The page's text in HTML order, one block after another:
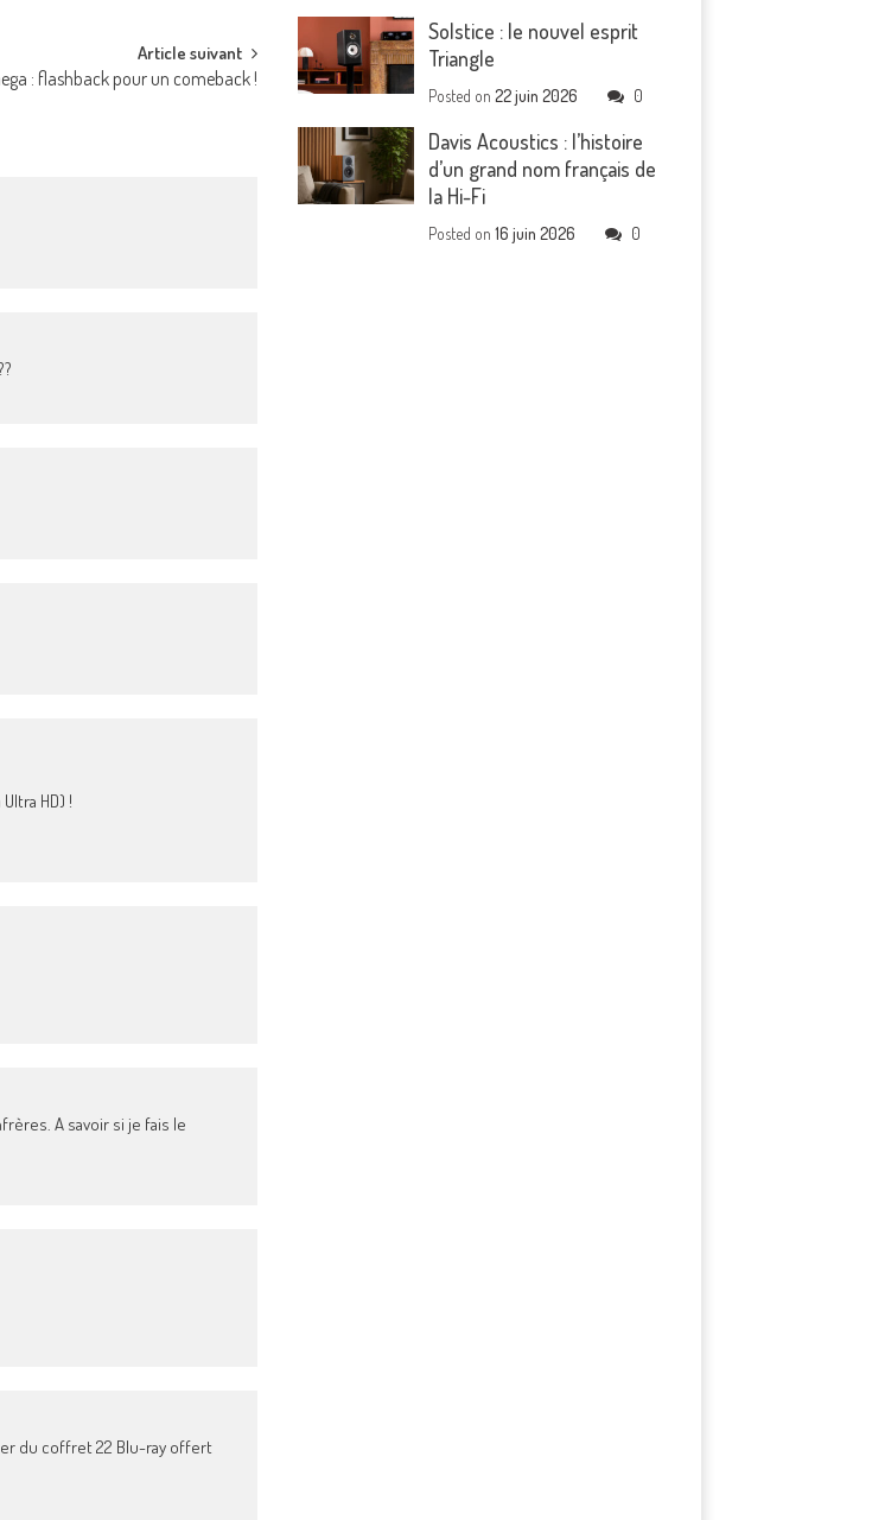
Article suivant
: flashback pour un comeback !
HD) !
A savoir si je fais le
du coffret 22 Blu-ray offert
Solstice : le nouvel esprit
Triangle
Posted on22 juin 2026 0
Davis Acoustics : l’histoire
d’un grand nom français de
la Hi-Fi
Posted on16 juin 2026 0